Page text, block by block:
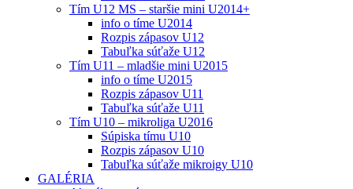
Tím U12 MS – staršie mini U2014+
info o tíme U2014
Rozpis zápasov U12
Tabuľka súťaže U12
Tím U11 – mladšie mini U2015
info o tíme U2015
Rozpis zápasov U11
Tabuľka súťaže U11
Tím U10 – mikroliga U2016
Súpiska tímu U10
Rozpis zápasov U10
Tabuľka súťaže mikroigy U10
GALÉRIA